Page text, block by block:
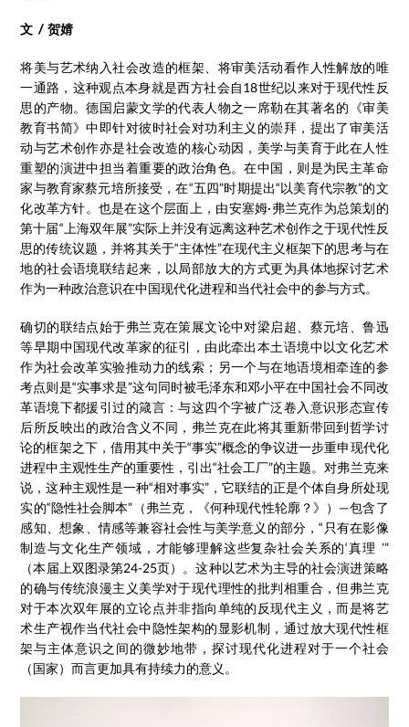
文 / 贺婧
将美与艺术纳入社会改造的框架、将审美活动看作人性解放的唯
一通路，这种观点本身就是西方社会自18世纪以来对于现代性反
思的产物。德国启蒙文学的代表人物之一席勒在其著名的《审美
教育书简》中即针对彼时社会对功利主义的崇拜，提出了审美活
动与艺术创作亦是社会改造的核心动因，美学与美育于此在人性
重塑的演进中担当着重要的政治角色。在中国，则是为民主革命
家与教育家蔡元培所接受，在“五四”时期提出“以美育代宗教”的文
化改革方针。也是在这个层面上，由安塞姆·弗兰克作为总策划的
第十届“上海双年展”实际上并没有远离这种艺术创作之于现代性反
思的传统议题，并将其关于“主体性”在现代主义框架下的思考与在
地的社会语境联结起来，以局部放大的方式更为具体地探讨艺术
作为一种政治意识在中国现代化进程和当代社会中的参与方式。
确切的联结点始于弗兰克在策展文论中对梁启超、蔡元培、鲁迅
等早期中国现代改革家的征引，由此牵出本土语境中以文化艺术
作为社会改革实验推动力的线索；另一个与在地语境相牵连的参
考点则是“实事求是”这句同时被毛泽东和邓小平在中国社会不同改
革语境下都援引过的箴言：与这四个字被广泛卷入意识形态宣传
后所反映出的政治含义不同，弗兰克在此将其重新带回到哲学讨
论的框架之下，借用其中关于“事实”概念的争议进一步重申现代化
进程中主观性生产的重要性，引出“社会工厂”的主题。对弗兰克来
说，这种主观性是一种“相对事实”，它联结的正是个体自身所处现
实的“隐性社会脚本”（弗兰克，《何种现代性轮廓？》）—包含了
感知、想象、情感等兼容社会性与美学意义的部分，“只有在影像
制造与文化生产领域，才能够理解这些复杂社会关系的‘真理 ’”
（本届上双图录第24-25页）。这种以艺术为主导的社会演进策略
的确与传统浪漫主义美学对于现代理性的批判相重合，但弗兰克
对于本次双年展的立论点并非指向单纯的反现代主义，而是将艺
术生产视作当代社会中隐性架构的显影机制，通过放大现代性框
架与主体意识之间的微妙地带，探讨现代化进程对于一个社会
（国家）而言更加具有持续力的意义。